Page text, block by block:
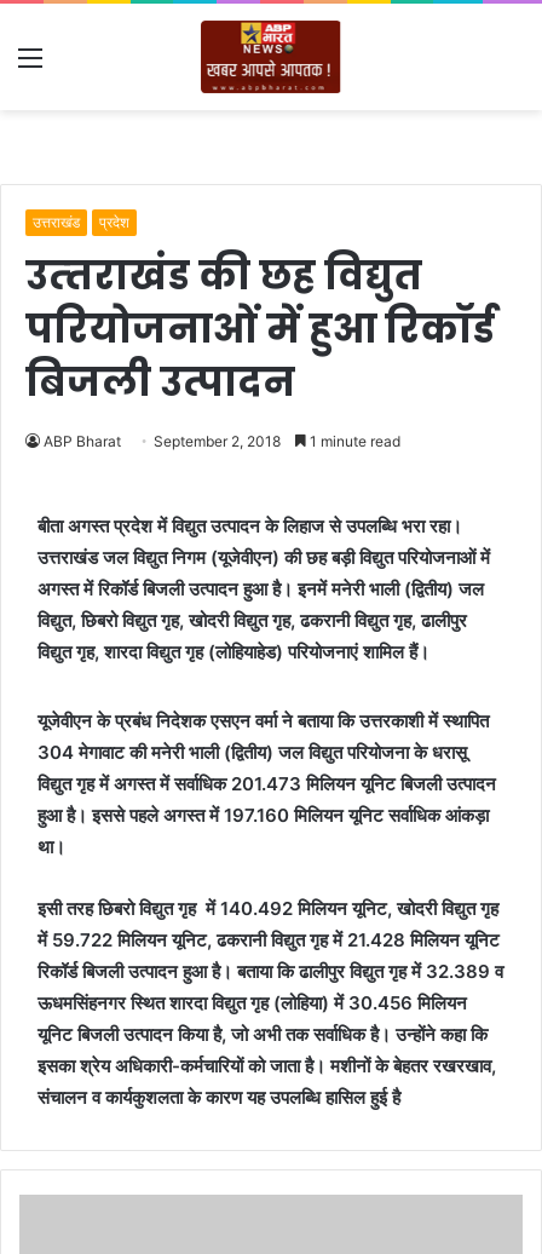
Menu
उत्तराखंड प्रदेश
उत्‍तराखंड की छह विद्युत
परियोजनाओं में हुआ रिकॉर्ड
बिजली उत्पादन
ABP Bharat September 2, 2018 1 minute read
बीता अगस्त प्रदेश में विद्युत उत्पादन के लिहाज से उपलब्धि भरा रहा।
उत्तराखंड जल विद्युत निगम (यूजेवीएन) की छह बड़ी विद्युत परियोजनाओं में
अगस्त में रिकॉर्ड बिजली उत्पादन हुआ है। इनमें मनेरी भाली (द्वितीय) जल
विद्युत, छिबरो विद्युत गृह, खोदरी विद्युत गृह, ढकरानी विद्युत गृह, ढालीपुर
विद्युत गृह, शारदा विद्युत गृह (लोहियाहेड) परियोजनाएं शामिल हैं।
यूजेवीएन के प्रबंध निदेशक एसएन वर्मा ने बताया कि उत्तरकाशी में स्थापित
304 मेगावाट की मनेरी भाली (द्वितीय) जल विद्युत परियोजना के धरासू
विद्युत गृह में अगस्त में सर्वाधिक 201.473 मिलियन यूनिट बिजली उत्पादन
हुआ है। इससे पहले अगस्त में 197.160 मिलियन यूनिट सर्वाधिक आंकड़ा
था।
इसी तरह छिबरो विद्युत गृह में 140.492 मिलियन यूनिट, खोदरी विद्युत गृह
में 59.722 मिलियन यूनिट, ढकरानी विद्युत गृह में 21.428 मिलियन यूनिट
रिकॉर्ड बिजली उत्पादन हुआ है। बताया कि ढालीपुर विद्युत गृह में 32.389 व
ऊधमसिंहनगर स्थित शारदा विद्युत गृह (लोहिया) में 30.456 मिलियन
यूनिट बिजली उत्पादन किया है, जो अभी तक सर्वाधिक है। उन्होंने कहा कि
इसका श्रेय अधिकारी-कर्मचारियों को जाता है। मशीनों के बेहतर रखरखाव,
संचालन व कार्यकुशलता के कारण यह उपलब्धि हासिल हुई है